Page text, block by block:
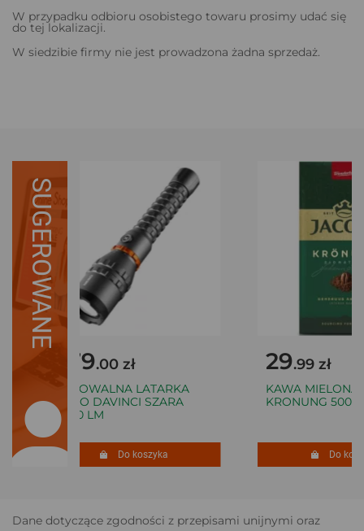
W przypadku odbioru osobistego towaru prosimy udać się
do tej lokalizacji.
W siedzibie firmy nie jest prowadzona żadna sprzedaż.
SUGEROWANE
379.00 zł
ŁADOWALNA LATARKA
NEBO DAVINCI SZARA
8000 LM
Do koszyka
29.99 zł
KAWA MIELONA
KRONUNG 500 G
Do
Dane dotyczące zgodności z przepisami unijnymi oraz